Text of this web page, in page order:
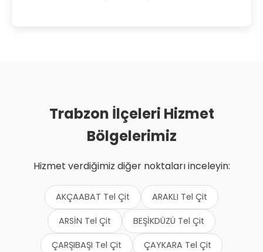
Trabzon İlçeleri Hizmet
Bölgelerimiz
Hizmet verdiğimiz diğer noktaları inceleyin:
AKÇAABAT Tel Çit ARAKLI Tel Çit
ARSİN Tel Çit BEŞİKDÜZÜ Tel Çit
ÇARŞIBAŞI Tel Çit ÇAYKARA Tel Çit